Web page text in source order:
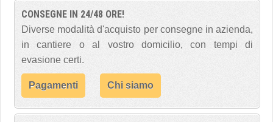
CONSEGNE IN 24/48 ORE!
Diverse modalità d'acquisto per consegne in azienda,
in cantiere o al vostro domicilio, con tempi di
evasione certi.
Pagamenti Chi siamo